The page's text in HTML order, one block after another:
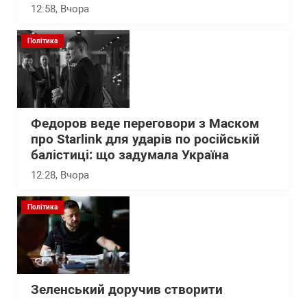
12:58, Вчора
Політика
Федоров веде переговори з Маском
про Starlink для ударів по російській
балістиці: що задумала Україна
12:28, Вчора
Політика
Зеленський доручив створити